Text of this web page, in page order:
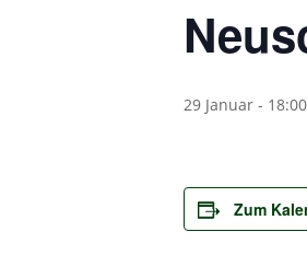
29 Januar - 18:00
Zum